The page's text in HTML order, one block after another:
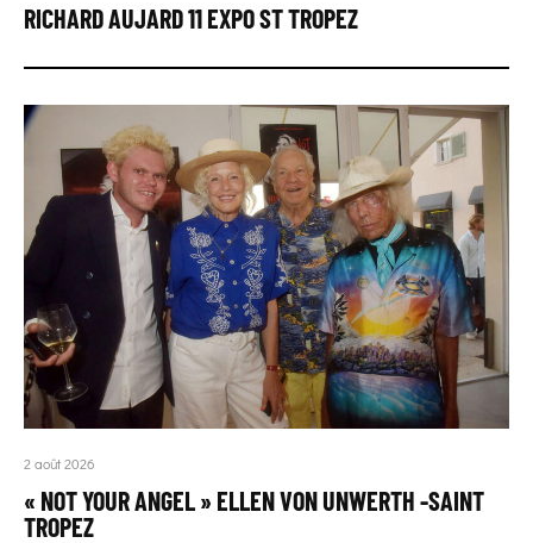
RICHARD AUJARD 11 EXPO ST TROPEZ
2 août 2026
« NOT YOUR ANGEL » ELLEN VON UNWERTH -SAINT
TROPEZ